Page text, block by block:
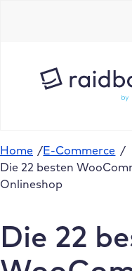
Home /E-Commerce /
Die 22 besten
Onlineshop
Die 22